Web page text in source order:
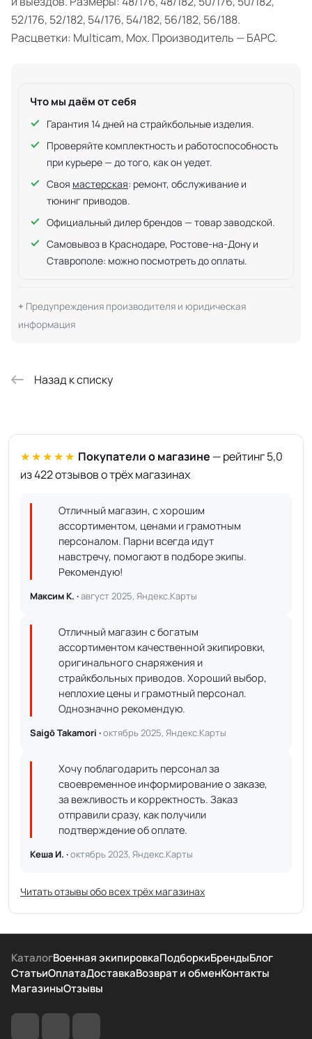
52/176, 52/182, 54/176, 54/182, 56/182, 56/188.
Расцветки: Multicam, Мох. Производитель — БАРС.
Что мы даём от себя
Гарантия 14 дней на страйкбольные изделия.
Проверяйте комплектность и работоспособность
при курьере — до того, как он уедет.
Своя мастерская: ремонт, обслуживание и
тюнинг приводов.
Официальный дилер брендов — товар заводской.
Самовывоз в Краснодаре, Ростове-на-Дону и
Ставрополе: можно посмотреть до оплаты.
Предупреждения производителя и юридическая
информация
Назад к списку
★★★★★ Покупатели о магазине — рейтинг 5,0
из 422 отзывов о трёх магазинах
Отличный магазин, с хорошим
ассортиментом, ценами и грамотным
персоналом. Парни всегда идут
навстречу, помогают в подборе экипы.
Рекомендую!
Максим К. ·август 2025, Яндекс.Карты
Отличный магазин с богатым
ассортиментом качественной экипировки,
оригинального снаряжения и
страйкбольных приводов. Хороший выбор,
неплохие цены и грамотный персонал.
Однозначно рекомендую.
Saigō Takamori ·октябрь 2025, Яндекс.Карты
Хочу поблагодарить персонал за
своевременное информирование о заказе,
за вежливость и корректность. Заказ
отправили сразу, как получили
подтверждение об оплате.
Кеша И. ·октябрь 2023, Яндекс.Карты
Читать отзывы обо всех трёх магазинах
КаталогВоенная экипировкаПодборкиБрендыБлог
СтатьиОплатаДоставкаВозврат и обменКонтакты
МагазиныОтзывы